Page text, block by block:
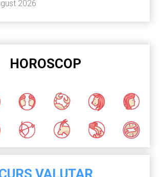
2026
HOROSCOP
VALUTAR